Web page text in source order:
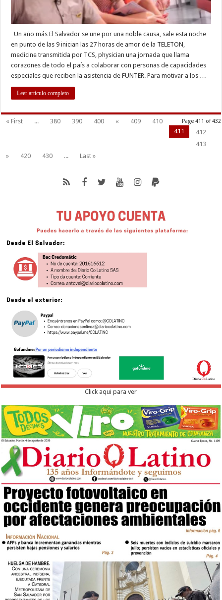
Un año más El Salvador se une por una noble causa, sale esta noche
en punto de las 9 inician las 27 horas de amor de la TELETON,
medicine transmitida por TCS, physician una jornada que llama
corazones de todo el país a colaborar con personas de capacidades
especiales que reciben la asistencia de FUNTER. Para motivar a los …
Leer artículo completo
Page 411 of 432
« First ... 380 390 400 « 409
410
411
412
413
»
420 430 ... Last »
Click aqui para ver